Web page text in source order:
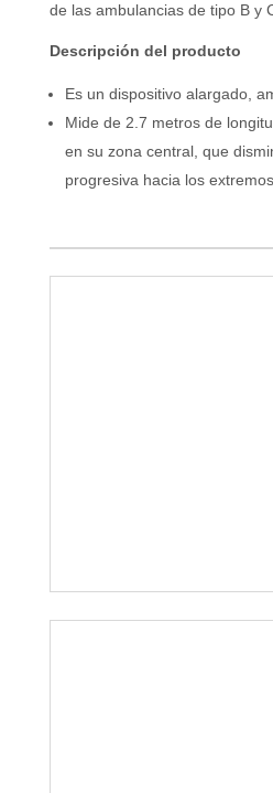
de las ambulancias de tipo B y
Descripción del producto
Es un dispositivo alargado,
Mide de 2.7 metros de
en su zona central, que
progresiva hacia los